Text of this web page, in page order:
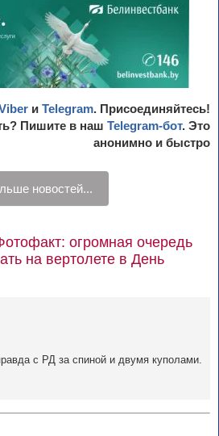
и Telegram. Присоединяйтесь!
Пишите в наш Telegram-бот. Это
анонимно и быстро
новостей...
огромная очередь
на вертолете в День
с РД за спиной и двумя куполами.